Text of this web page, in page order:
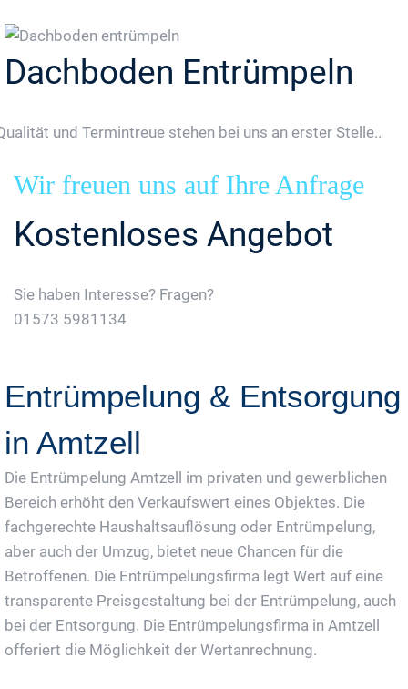
Dachboden Entrümpeln
und Termintreue stehen bei uns an erster Stelle..
Wir freuen uns auf Ihre Anfrage
Kostenloses Angebot
Sie haben Interesse? Fragen?
01573 5981134
Entrümpelung & Entsorgung
in Amtzell
Die Entrümpelung Amtzell im privaten und gewerblichen
Bereich erhöht den Verkaufswert eines Objektes. Die
fachgerechte Haushaltsauflösung oder Entrümpelung,
aber auch der Umzug, bietet neue Chancen für die
Betroffenen. Die Entrümpelungsfirma legt Wert auf eine
transparente Preisgestaltung bei der Entrümpelung, auch
bei der Entsorgung. Die Entrümpelungsfirma in Amtzell
offeriert die Möglichkeit der Wertanrechnung.